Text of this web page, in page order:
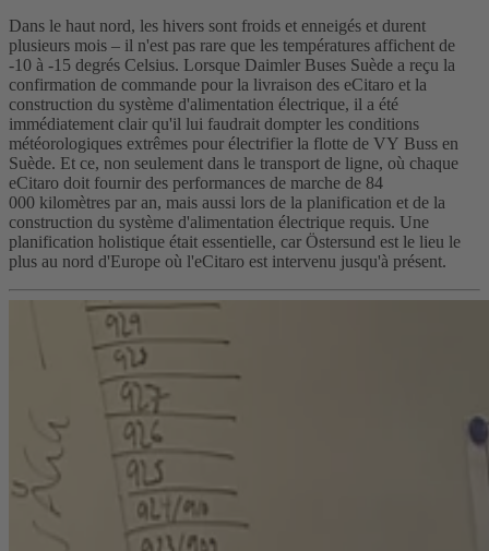
Dans le haut nord, les hivers sont froids et enneigés et durent
plusieurs mois – il n'est pas rare que les températures affichent de
-10 à -15 degrés Celsius. Lorsque Daimler Buses Suède a reçu la
confirmation de commande pour la livraison des eCitaro et la
construction du système d'alimentation électrique, il a été
immédiatement clair qu'il lui faudrait dompter les conditions
météorologiques extrêmes pour électrifier la flotte de VY Buss en
Suède. Et ce, non seulement dans le transport de ligne, où chaque
eCitaro doit fournir des performances de marche de 84
000 kilomètres par an, mais aussi lors de la planification et de la
construction du système d'alimentation électrique requis. Une
planification holistique était essentielle, car Östersund est le lieu le
plus au nord d'Europe où l'eCitaro est intervenu jusqu'à présent.